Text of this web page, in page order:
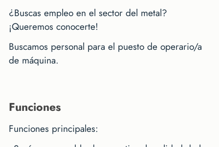
¿Buscas empleo en el sector del metal?
¡Queremos conocerte!
Buscamos personal para el puesto de operario/a
de máquina.
funciones
Funciones principales: